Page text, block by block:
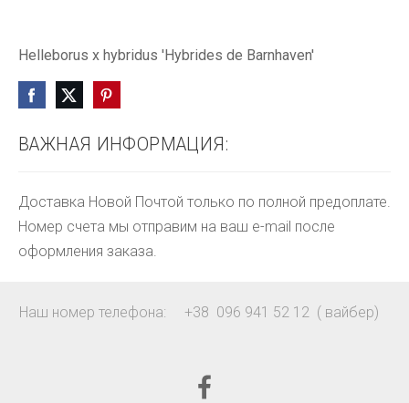
ВАЖНАЯ ИНФОРМАЦИЯ:
Доставка Новой Почтой только по полной предоплате.
Номер счета мы отправим на ваш e-mail после
оформления заказа.
Helleborus x hybridus 'Hybrides de Barnhaven'
Наш номер телефона: +38 096 941 52 12 ( вайбер)